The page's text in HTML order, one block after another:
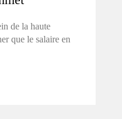
de la haute
que le salaire en